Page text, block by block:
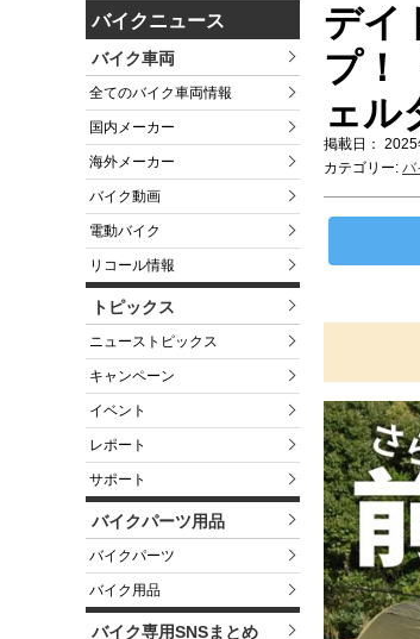
バイクニュース
バイク車両
全てのバイク車両情報
国内メーカー
海外メーカー
バイク動画
電動バイク
リコール情報
トピックス
ニューストピックス
キャンペーン
イベント
レポート
サポート
バイクパーツ用品
バイクパーツ
バイク用品
バイク専用SNSまとめ
デイ
プ！
ェル
掲載日：
カテゴリー: バ